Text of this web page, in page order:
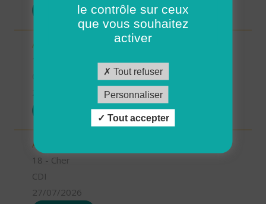
Aide à domicile - Argent/Aubigny (H/F)
Aide à domicile - Saint Martin d'Auxigny (H/F)
18 - Cher
CDI
27/07/2026
le contrôle sur ceux
que vous souhaitez
activer
Tout refuser
Personnaliser
Tout accepter